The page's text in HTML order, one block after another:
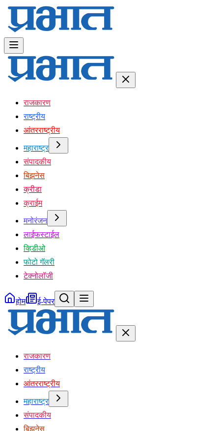
राजकारण
राष्ट्रीय
आंतरराष्ट्रीय
महाराष्ट्र
संपादकीय
बिझनेस
क्रीडा
क्राईम
मनोरंजन
लाईफस्टाईल
व्हिडीओ
फोटो गॅलरी
टेक्नोलॉजी
होम ई-पेपर
राजकारण
राष्ट्रीय
आंतरराष्ट्रीय
महाराष्ट्र
संपादकीय
बिझनेस